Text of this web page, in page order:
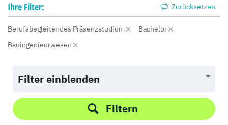
Ihre Filter: Zurücksetzen
Berufsbegleitendes Präsenzstudium
Bachelor
Bauingenieurwesen
Filter einblenden
Filtern